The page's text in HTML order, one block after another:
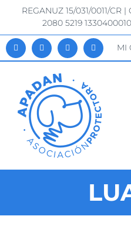
Saltar
contenido
REGANUZ 15/031/0011/
2080 5219
MI